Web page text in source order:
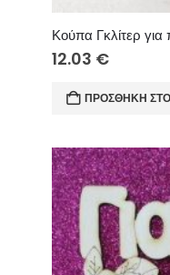
Κούπα Γκλίτερ
12.03 €
ΠΡΟΣΘΉΚΗ